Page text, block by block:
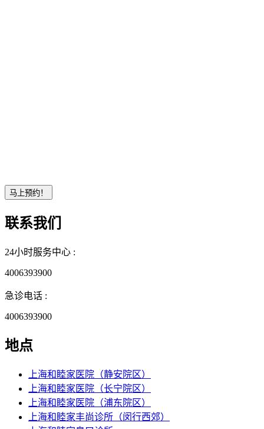
联系我们
24小时服务中心 :
4006393900
急诊电话 :
4006393900
地点
上海和睦家医院（静安院区）
上海和睦家医院（长宁院区）
上海和睦家医院（浦东院区）
上海和睦家丰尚诊所（闵行西郊）